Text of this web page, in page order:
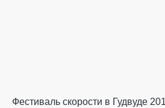
Фестиваль скорости в Гудвуде